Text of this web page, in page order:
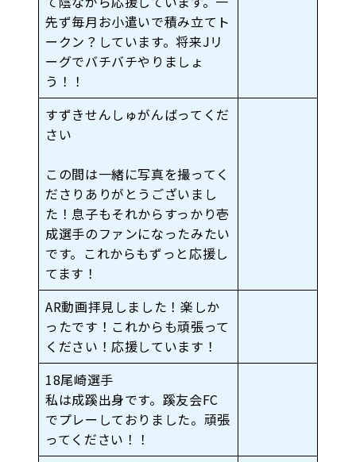
先ず毎月お小遣いで積み立てト
ークン？しています。将来Jリ
ーグでバチバチやりましょ
う！！
すずきせんしゅがんばってくだ
さい
この間は一緒に写真を撮ってく
ださりありがとうございまし
た！息子もそれからすっかり壱
成選手のファンになったみたい
です。これからもずっと応援し
てます！
AR動画拝見しました！楽しか
ったです！これからも頑張って
ください！応援しています！
18尾崎選手
私は成蹊出身です。蹊友会FC
でプレーしておりました。頑張
ってください！！